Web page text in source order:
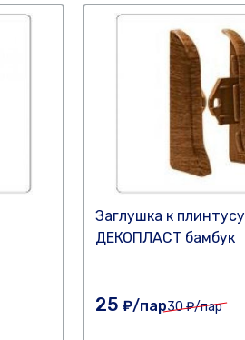
Заглушка к плинтусу
ДЕКОПЛАСТ бамбук
25 ₽/пар30₽/пар